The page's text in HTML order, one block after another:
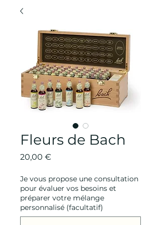
Fleurs de Bach
20,00 €
Je vous propose une consultation
pour évaluer vos besoins et
préparer votre mélange
personnalisé (facultatif)